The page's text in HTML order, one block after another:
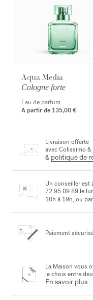
Aqua Media
Cologne forte
Eau de parfum
A partir de 135,00 €
Livraison offerte
avec Colissimo &
& politique de
Un conseiller est
72 95 09 89 le
10h à 19h, ou par
Paiement
La Maison vous
le choix entre
En savoir plus